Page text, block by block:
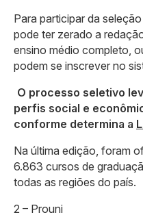
Para participar da
pode ter zerado a
ensino médio completo,
podem se inscrever no
O processo seletivo
perfis social e
conforme determina a
Na última edição, foram
6.863 cursos de
todas as regiões do país.
2 – Prouni